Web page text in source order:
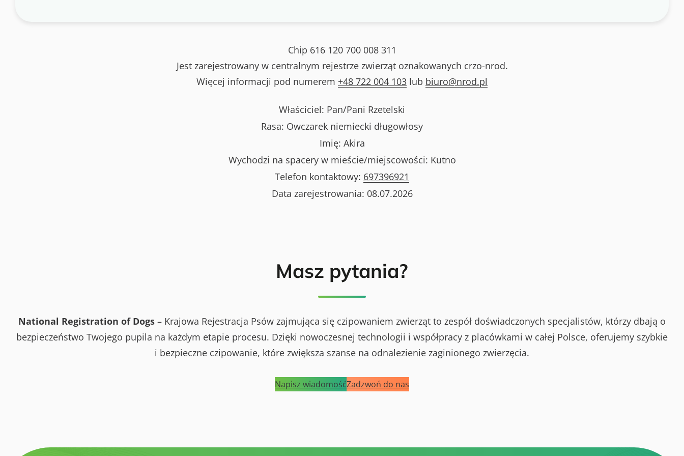
Chip 616 120 700 008 311
Jest zarejestrowany w centralnym rejestrze zwierząt oznakowanych crzo-nrod.
Więcej informacji pod numerem +48 722 004 103 lub biuro@nrod.pl
Właściciel: Pan/Pani Rzetelski
Rasa: Owczarek niemiecki długowłosy
Imię: Akira
Wychodzi na spacery w mieście/miejscowości: Kutno
Telefon kontaktowy: 697396921
Data zarejestrowania: 08.07.2026
Masz pytania?
National Registration of Dogs – Krajowa Rejestracja Psów zajmująca się czipowaniem zwierząt to zespół doświadczonych specjalistów, którzy dbają o
bezpieczeństwo Twojego pupila na każdym etapie procesu. Dzięki nowoczesnej technologii i współpracy z placówkami w całej Polsce, oferujemy szybkie
i bezpieczne czipowanie, które zwiększa szanse na odnalezienie zaginionego zwierzęcia.
Napisz wiadomośćZadzwoń do nas